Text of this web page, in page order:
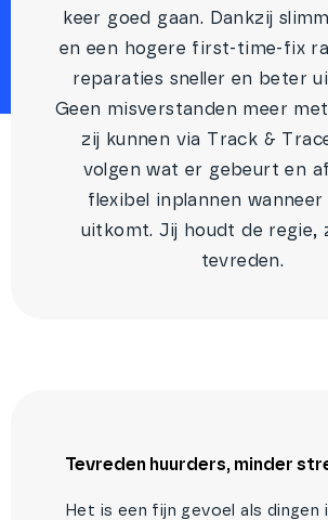
keer goed gaan. Dankzij
en een hogere first-time-fix
reparaties sneller en beter
Geen misverstanden meer
zij kunnen via Track &
volgen wat er gebeurt en
flexibel inplannen wanneer
uitkomt. Jij houdt de regie,
tevreden.
Tevreden huurders, minder
Het is een fijn gevoel als dingen